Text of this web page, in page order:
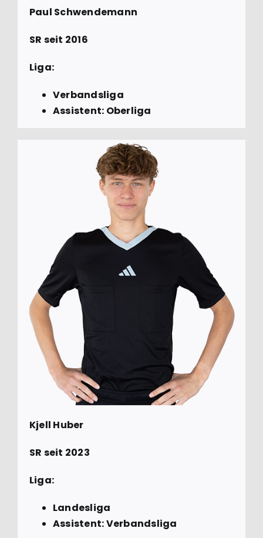
Paul Schwendemann
SR seit 2016
Liga:
Verbandsliga
Assistent: Oberliga
Kjell Huber
SR seit 2023
Liga:
Landesliga
Assistent: Verbandsliga